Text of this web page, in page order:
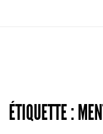
ÉTIQUETTE :